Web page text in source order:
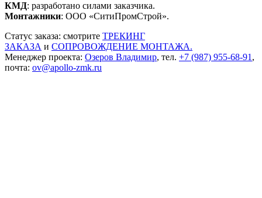
КМД: разработано силами заказчика.
Монтажники: ООО «СитиПромСтрой».
Статус заказа: смотрите ТРЕКИНГ
ЗАКАЗА и СОПРОВОЖДЕНИЕ МОНТАЖА.
Менеджер проекта: Озеров Владимир, тел. +7 (987) 955-68-91,
почта: ov@apollo-zmk.ru